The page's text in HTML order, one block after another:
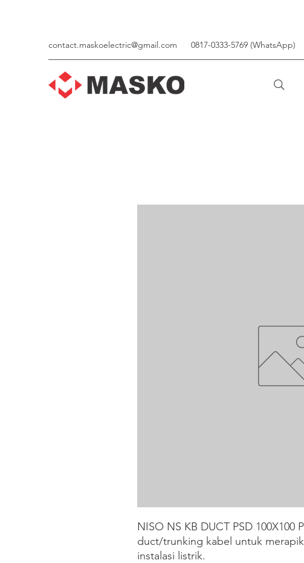
contact.maskoelectric@gmail.com 0817-0333-5769 (WhatsApp)
NISO NS KB DUCT PSD 100X100
duct/trunking kabel untuk
instalasi listrik.